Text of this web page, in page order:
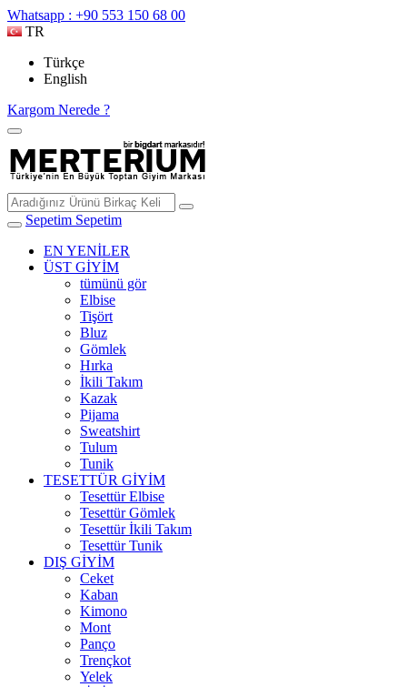
Whatsapp : +90 553 150 68 00
TR
Türkçe
English
Kargom Nerede ?
Sepetim Sepetim
EN YENİLER
ÜST GİYİM
tümünü gör
Elbise
Tişört
Bluz
Gömlek
Hırka
İkili Takım
Kazak
Pijama
Sweatshirt
Tulum
Tunik
TESETTÜR GİYİM
Tesettür Elbise
Tesettür Gömlek
Tesettür İkili Takım
Tesettür Tunik
DIŞ GİYİM
Ceket
Kaban
Kimono
Mont
Panço
Trençkot
Yelek